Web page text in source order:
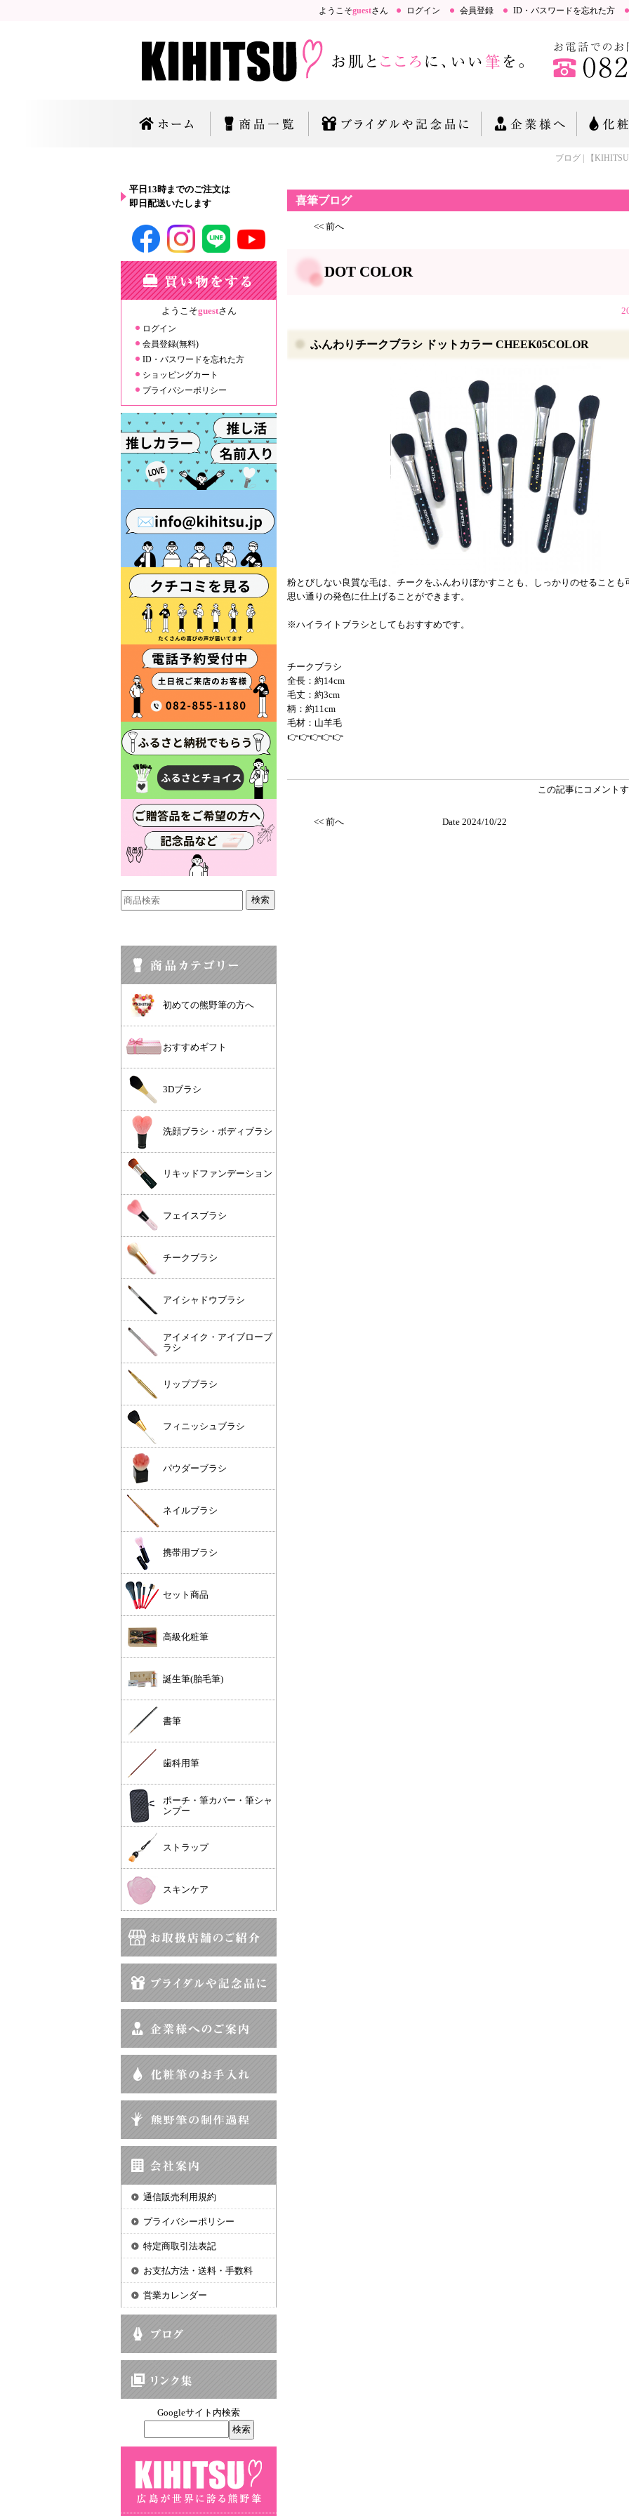
ログイン 会員登録 ID・パスワードを忘れた方
ようこそguestさん
ブログ | 【KIHITSU】
平日13時までのご注文は
即日配送いたします
ようこそguestさん
ログイン
会員登録(無料)
ID・パスワードを忘れた方
ショッピングカート
プライバシーポリシー
初めての熊野筆の方へ
おすすめギフト
3Dブラシ
洗顔ブラシ・ボディブラシ
リキッドファンデーション
フェイスブラシ
チークブラシ
アイシャドウブラシ
アイメイク・アイブローブ
ラシ
リップブラシ
フィニッシュブラシ
パウダーブラシ
ネイルブラシ
携帯用ブラシ
セット商品
高級化粧筆
誕生筆(胎毛筆)
書筆
歯科用筆
ポーチ・筆カバー・筆シャ
ンプー
ストラップ
スキンケア
通信販売利用規約
プライバシーポリシー
特定商取引法表記
お支払方法・送料・手数料
営業カレンダー
Googleサイト内検索
喜筆ブログ
<< 前へ
DOT COLOR
ふんわりチークブラシ ドットカラー CHEEK05COLOR
粉とびしない良質な毛は、チークをふんわりぼかすことも、しっかりのせることも
思い通りの発色に仕上げることができます。
※ハイライトブラシとしてもおすすめです。
チークブラシ
全長：約14cm
毛丈：約3cm
柄：約11cm
毛材：山羊毛
👉👉👉👉👉
この記事にコメント
<< 前へ Date 2024/10/22